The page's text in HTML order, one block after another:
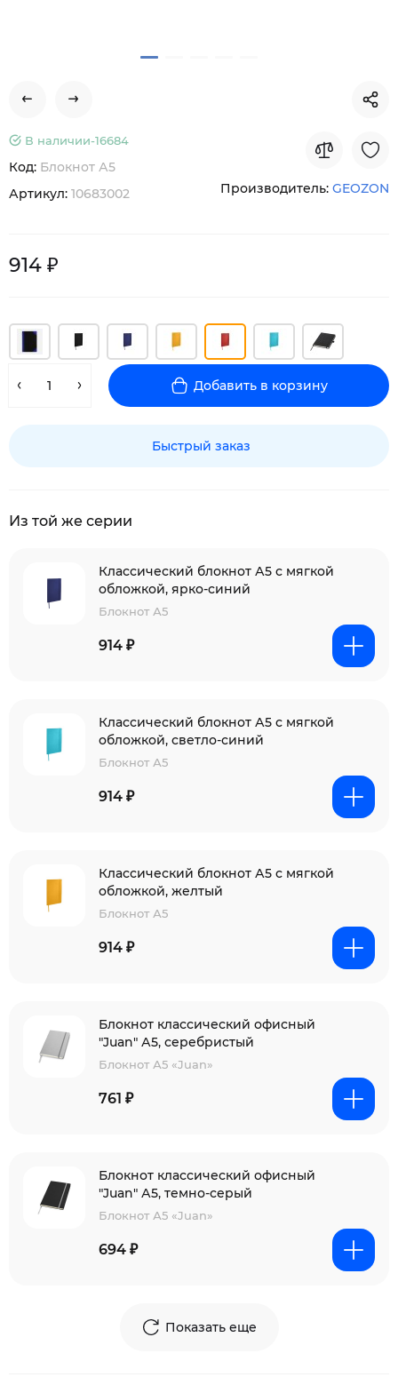
В наличии-16684
Код: Блокнот А5
Артикул: 10683002 Производитель: GEOZON
914 ₽
Добавить в корзину
Быстрый заказ
Из той же серии
Классический блокнот А5 с мягкой
обложкой, ярко-синий
Блокнот А5
914 ₽
Классический блокнот А5 с мягкой
обложкой, светло-синий
Блокнот А5
914 ₽
Классический блокнот А5 с мягкой
обложкой, желтый
Блокнот А5
914 ₽
Блокнот классический офисный
"Juan" А5, серебристый
Блокнот А5 «Juan»
761 ₽
Блокнот классический офисный
"Juan" А5, темно-серый
Блокнот А5 «Juan»
694 ₽
Показать еще